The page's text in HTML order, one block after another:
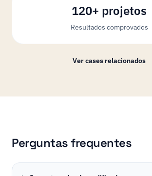
120+ projetos
Resultados comprovados
Ver cases relacionados
Perguntas frequentes